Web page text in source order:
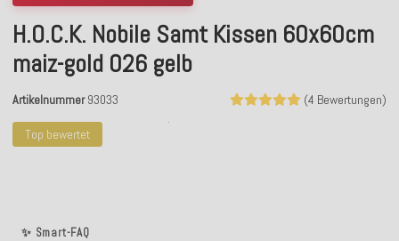
Top bewertet
✨ Smart-FAQ
H.O.C.K. Nobile Samt Kissen 60x60cm
maiz-gold 026 gelb
(4 Bewertungen)
Artikelnummer 93033